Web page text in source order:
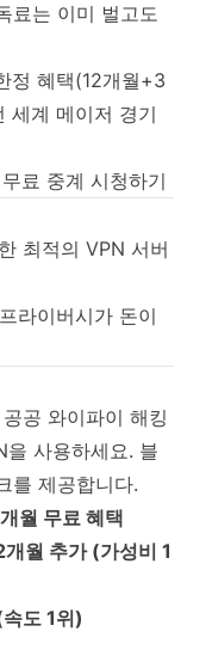
료는 이미 벌고도
정 혜택(12개월+3
세계 메이저 경기
료 중계 시청하기
최적의 VPN 서버
라이버시가 돈이
공 와이파이 해킹
을 사용하세요. 블
를 제공합니다.
월 무료 혜택
월 추가 (가성비 1
도 1위)